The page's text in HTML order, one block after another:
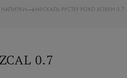
НАПИТКИ МЕСКАЛЬ РУСТЕР РОХО ХОВЕН 0.7
0.7